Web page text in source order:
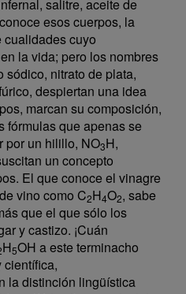
salitre, aceite de
esos cuerpos, la
cualidades cuyo
la vida; pero los nombres
sódico, nitrato de plata,
despiertan una idea
marcan su composición,
fórmulas que apenas se
por un hilillo, NO3H,
un concepto
El que conoce el vinagre
vino como C2H4O2, sabe
que el que sólo los
y castizo. ¡Cuán
H5OH a este terminacho
científica,
la distinción lingüística